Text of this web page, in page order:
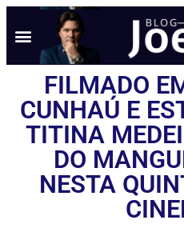
FILMADO
CUNHAÚ E
TITINA
DO
NESTA